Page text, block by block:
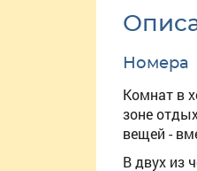
Номера
Комнат в
зоне
вещей -
В двух из